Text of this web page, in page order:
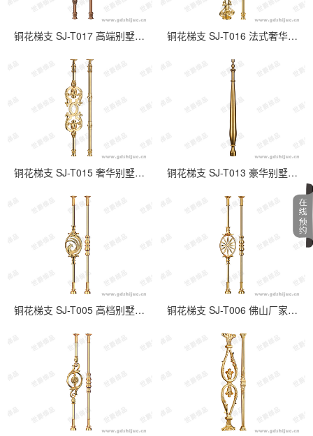
铜花梯支 SJ-T017 高端别墅新中式铜楼梯栏杆 铜花梯支 SJ-T016 法式奢华铜艺楼梯扶手栏杆
铜花梯支 SJ-T015 奢华别墅欧式纯铜楼梯扶手 铜花梯支 SJ-T013 豪华别墅简约铜艺楼梯立柱
铜花梯支 SJ-T005 高档别墅酒店全铜楼梯扶手立柱 铜花梯支 SJ-T006 佛山厂家供应纯铜栏杆楼梯